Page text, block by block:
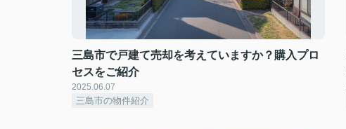
三島市で戸建て売却を考えていますか？購入プロ
セスをご紹介
2025.06.07
三島市の物件紹介